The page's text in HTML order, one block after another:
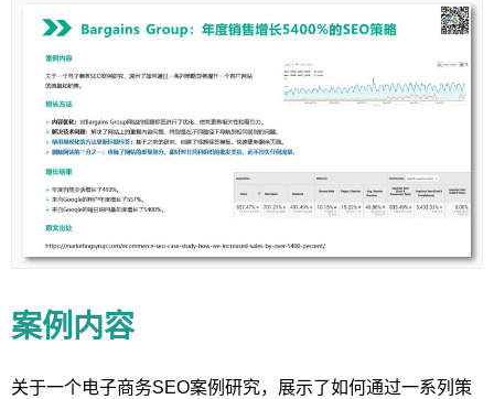
案例内容
关于一个电子商务SEO案例研究，展示了如何通过一系列策